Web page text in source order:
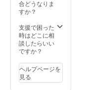
合どうなりま
すか？
支援で困った
時はどこに相
談したらいい
ですか？
ヘルプページを
見る